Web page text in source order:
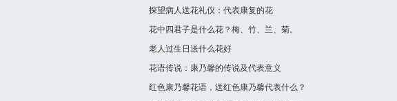
探望病人送花礼仪：代表康复的花
花中四君子是什么花？梅、竹、兰、菊。
老人过生日送什么花好
花语传说：康乃馨的传说及代表意义
红色康乃馨花语，送红色康乃馨代表什么？